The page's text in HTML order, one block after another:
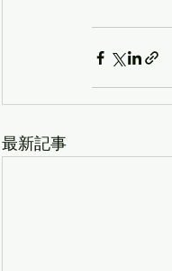
最新記事